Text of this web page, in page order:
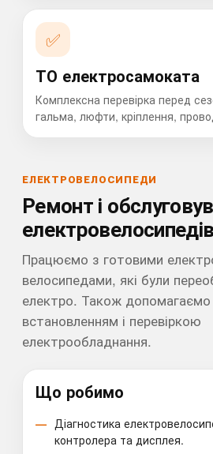
✅
ТО електросамоката
Комплексна перевірка перед
гальма, люфти, кріплення,
ЕЛЕКТРОВЕЛОСИПЕДИ
Ремонт і
електровелосипедів
Працюємо з готовими
велосипедами, які були
електро. Також
встановленням і перевіркою
електрообладнання.
Що робимо
Діагностика
контролера та дисплея.